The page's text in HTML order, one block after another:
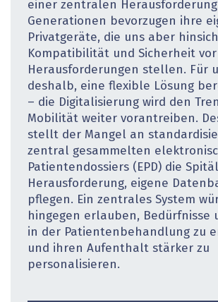
einer zentralen
Generationen bevorzugen ihre
Privatgeräte, die uns aber
Kompatibilität und Sicherheit
Herausforderungen stellen. Für
deshalb, eine flexible Lösung
– die Digitalisierung wird den
Mobilität weiter vorantreiben.
stellt der Mangel an
zentral gesammelten
Patientendossiers (EPD) die
Herausforderung, eigene
pflegen. Ein zentrales System
hingegen erlauben, Bedürfnisse
in der Patientenbehandlung zu
und ihren Aufenthalt stärker zu
personalisieren.